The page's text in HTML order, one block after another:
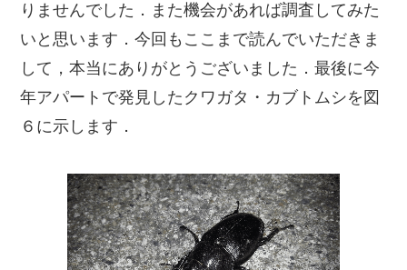
りませんでした．また機会があれば調査してみた
いと思います．今回もここまで読んでいただきま
して，本当にありがとうございました．最後に今
年アパートで発見したクワガタ・カブトムシを図
６に示します．